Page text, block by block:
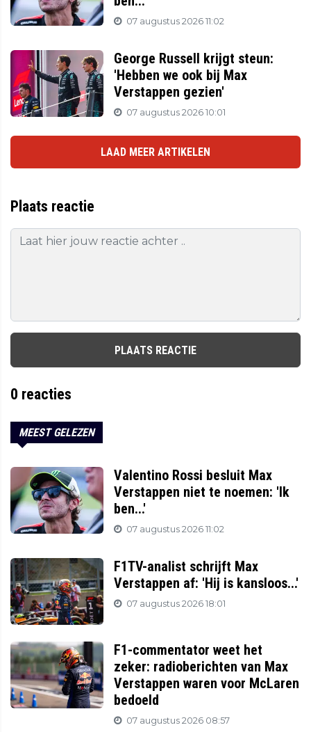
07 augustus 2026 11:02
George Russell krijgt steun:
'Hebben we ook bij Max
Verstappen gezien'
07 augustus 2026 10:01
LAAD MEER ARTIKELEN
Plaats reactie
PLAATS REACTIE
0 reacties
MEEST GELEZEN
Valentino Rossi besluit Max
Verstappen niet te noemen: 'Ik
ben...'
07 augustus 2026 11:02
F1TV-analist schrijft Max
Verstappen af: 'Hij is kansloos...'
07 augustus 2026 18:01
F1-commentator weet het
zeker: radioberichten van Max
Verstappen waren voor McLaren
bedoeld
07 augustus 2026 08:57